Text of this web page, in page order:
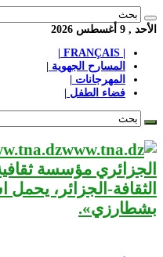
الأحد , 9 أغسطس 2026
المسارح الجهوية |
المهرجانات |
فضاء الطفل |
الجزائري مؤسسة
الثقافة-الجزائر،
بشطارزي».